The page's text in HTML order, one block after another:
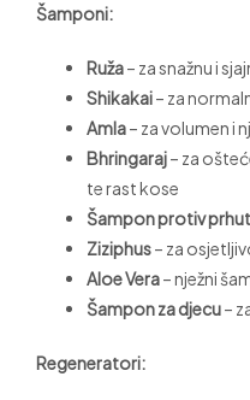
Šamponi:
Ruža– za snažnu i
Shikakai– za
Amla– za volumen i
Bhringaraj– za
te rast kose
Šampon protiv
Ziziphus– za
Aloe Vera– nježni
Šampon za djecu–
Regeneratori: